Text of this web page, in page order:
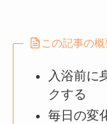
この記事の概
入浴前に
クする
毎日の変